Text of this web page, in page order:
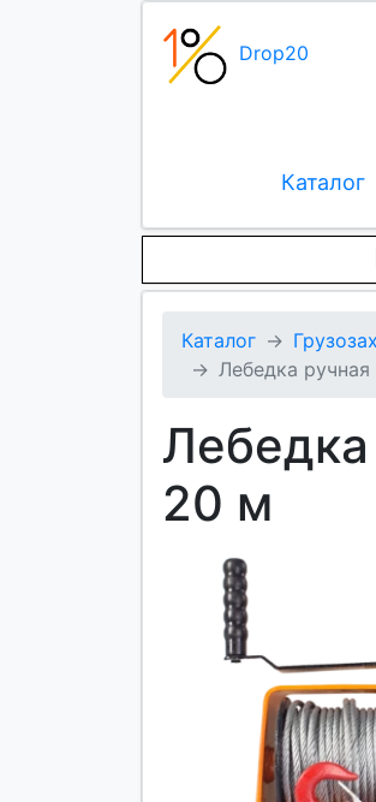
Drop20
Каталог
Каталог
Лебедка
20 м